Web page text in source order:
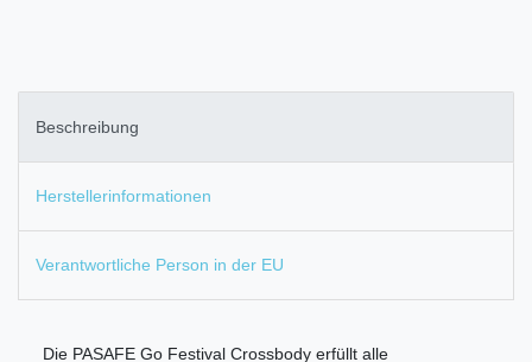
Beschreibung
Herstellerinformationen
Verantwortliche Person in der EU
Die PASAFE Go Festival Crossbody erfüllt alle